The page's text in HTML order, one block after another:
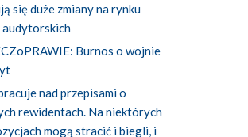
się duże zmiany na rynku
audytorskich
Burnos o wojnie
nad przepisami o
rewidentach. Na niektórych
mogą stracić i biegli, i